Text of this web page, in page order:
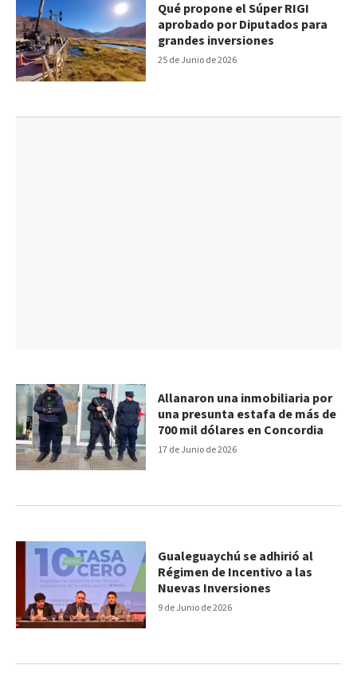
25 de Junio de 2026
Qué propone el Súper RIGI
aprobado por Diputados para
grandes inversiones
17 de Junio de 2026
Allanaron una inmobiliaria por
una presunta estafa de más de
700 mil dólares en Concordia
9 de Junio de 2026
Gualeguaychú se adhirió al
Régimen de Incentivo a las
Nuevas Inversiones